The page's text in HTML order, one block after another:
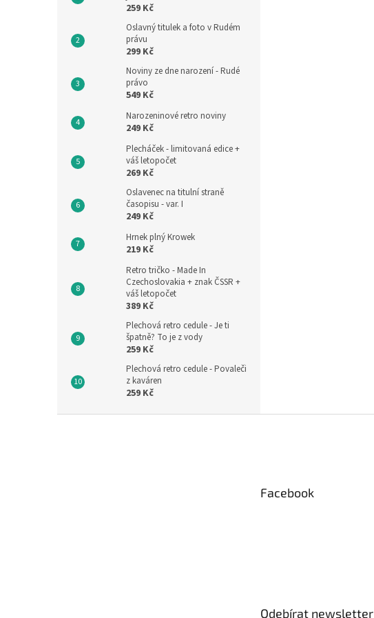
259 Kč
Oslavný titulek a foto v Rudém
právu
299 Kč
Noviny ze dne narození - Rudé
právo
549 Kč
Narozeninové retro noviny
249 Kč
Plecháček - limitovaná edice +
váš letopočet
269 Kč
Oslavenec na titulní straně
časopisu - var. I
249 Kč
Hrnek plný Krowek
219 Kč
Retro tričko - Made In
Czechoslovakia + znak ČSSR +
váš letopočet
389 Kč
Plechová retro cedule - Je ti
špatně? To je z vody
259 Kč
Plechová retro cedule - Povaleči
z kaváren
259 Kč
Facebook
Odebírat newsletter